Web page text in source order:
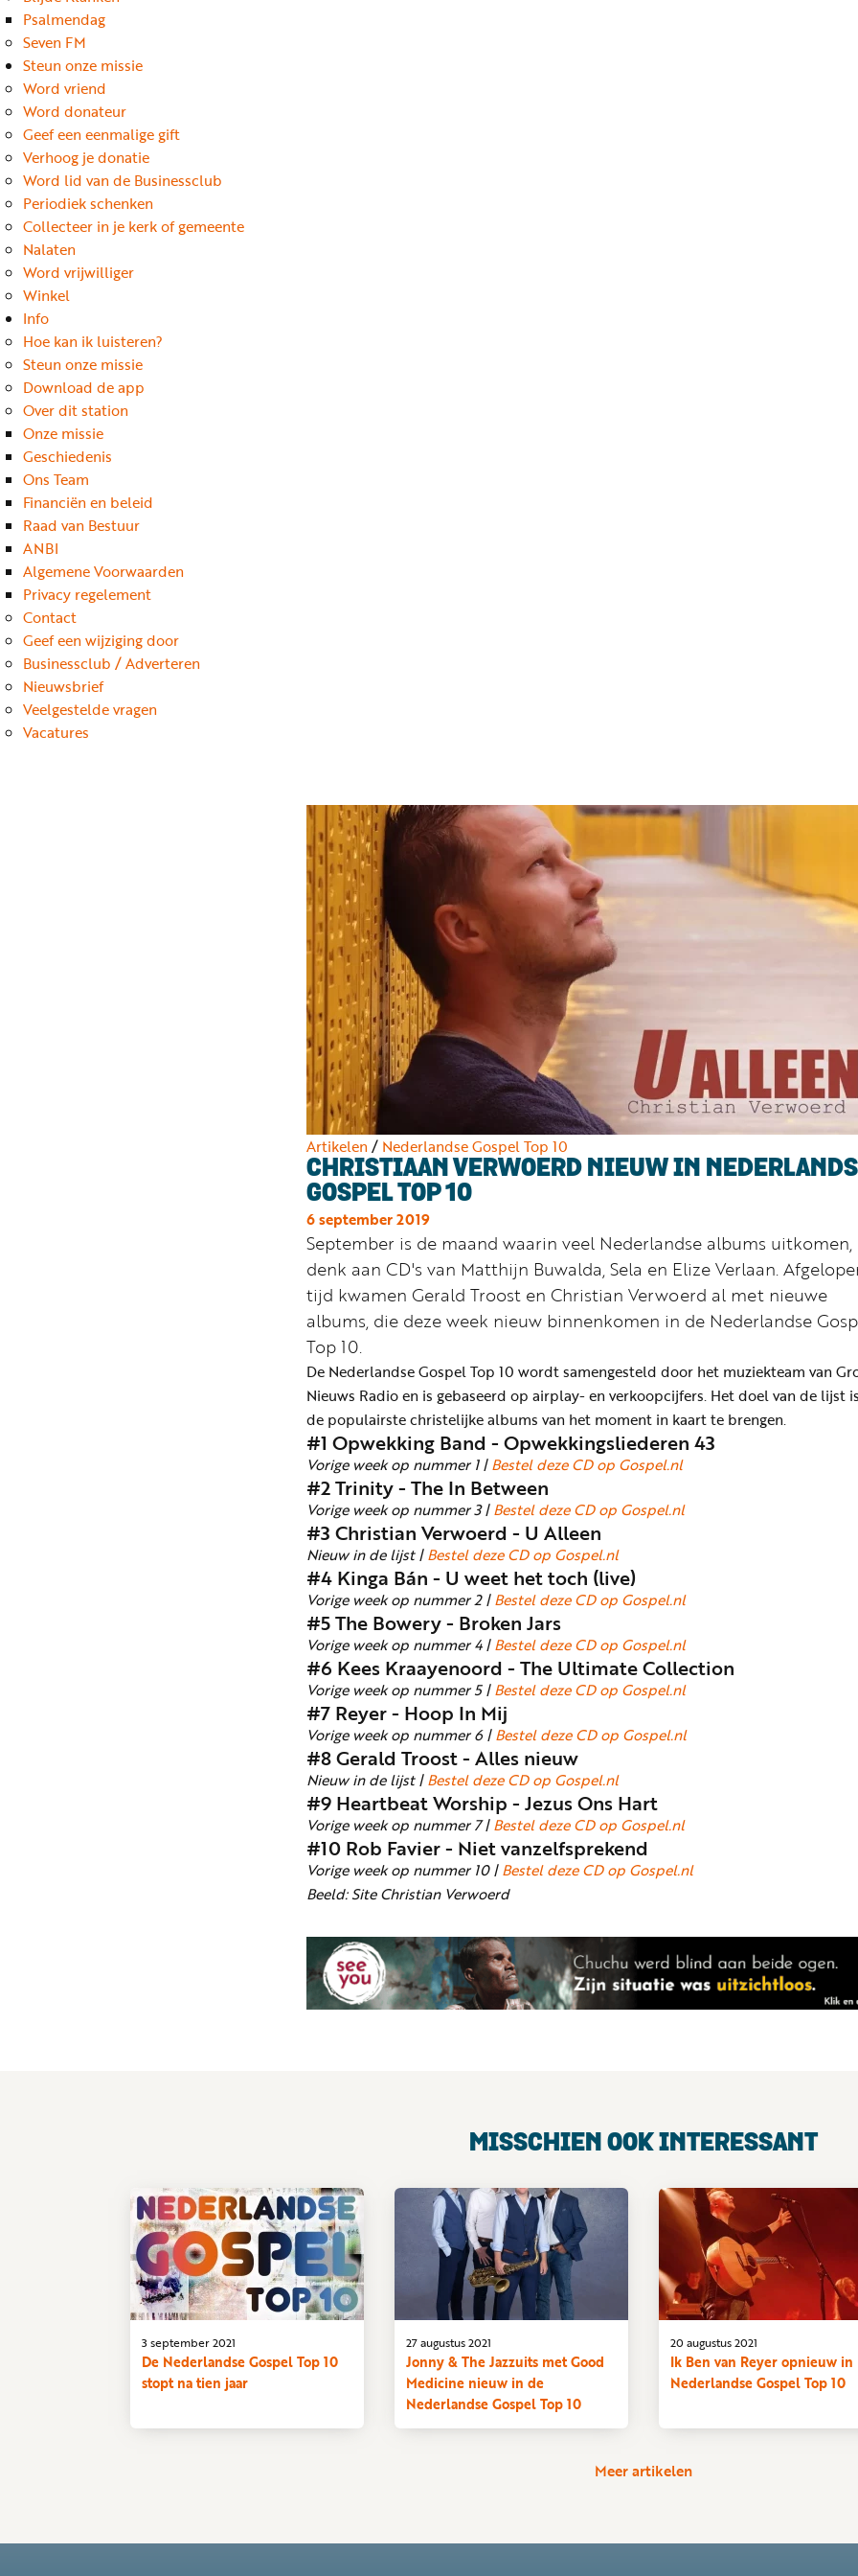
Psalmendag
Seven FM
Steun onze missie
Word vriend
Word donateur
Geef een eenmalige gift
Verhoog je donatie
Word lid van de Businessclub
Periodiek schenken
Collecteer in je kerk of gemeente
Nalaten
Word vrijwilliger
Winkel
Info
Hoe kan ik luisteren?
Steun onze missie
Download de app
Over dit station
Onze missie
Geschiedenis
Ons Team
Financiën en beleid
Raad van Bestuur
ANBI
Algemene Voorwaarden
Privacy regelement
Contact
Geef een wijziging door
Businessclub / Adverteren
Nieuwsbrief
Veelgestelde vragen
Vacatures
Artikelen/ Nederlandse Gospel Top 10
CHRISTIAAN VERWOERD NIEUW IN
GOSPEL TOP 10
6 september 2019
September is de maand waarin veel Nederlandse albums uitkomen,
denk aan CD's van Matthijn Buwalda, Sela en Elize Verlaan.
tijd kwamen Gerald Troost en Christian Verwoerd al met nieuwe
albums, die deze week nieuw binnenkomen in de Nederlandse
Top 10.
De Nederlandse Gospel Top 10 wordt samengesteld door het muziekteam van
Nieuws Radio en is gebaseerd op airplay- en verkoopcijfers. Het doel van de lijst
de populairste christelijke albums van het moment in kaart te brengen.
#1 Opwekking Band - Opwekkingsliederen 43
Vorige week op nummer 1 |Bestel deze CD op Gospel.nl
#2 Trinity - The In Between
Vorige week op nummer 3 |Bestel deze CD op Gospel.nl
#3 Christian Verwoerd - U Alleen
Nieuw in de lijst |Bestel deze CD op Gospel.nl
#4 Kinga Bán - U weet het toch (live)
Vorige week op nummer 2 |Bestel deze CD op Gospel.nl
#5 The Bowery - Broken Jars
Vorige week op nummer 4 |Bestel deze CD op Gospel.nl
#6 Kees Kraayenoord - The Ultimate Collection
Vorige week op nummer 5 |Bestel deze CD op Gospel.nl
#7 Reyer - Hoop In Mij
Vorige week op nummer 6 |Bestel deze CD op Gospel.nl
#8 Gerald Troost - Alles nieuw
Nieuw in de lijst |Bestel deze CD op Gospel.nl
#9 Heartbeat Worship - Jezus Ons Hart
Vorige week op nummer 7 |Bestel deze CD op Gospel.nl
#10 Rob Favier - Niet vanzelfsprekend
Vorige week op nummer 10 |Bestel deze CD op Gospel.nl
Beeld: Site Christian Verwoerd
MISSCHIEN OOK INTERESSANT
De Nederlandse Gospel Top 10
stopt na tien jaar
3 september 2021
Jonny & The Jazzuits met Good
Medicine nieuw in de
Nederlandse Gospel Top 10
27 augustus 2021
Ik Ben van Reyer opnieuw in
Nederlandse Gospel Top 10
20 augustus 2021
Meer artikelen
nu
vriend
Businessclub
Adverteren
Winkel
Privacy
reglement
Algemene
voorwaarden